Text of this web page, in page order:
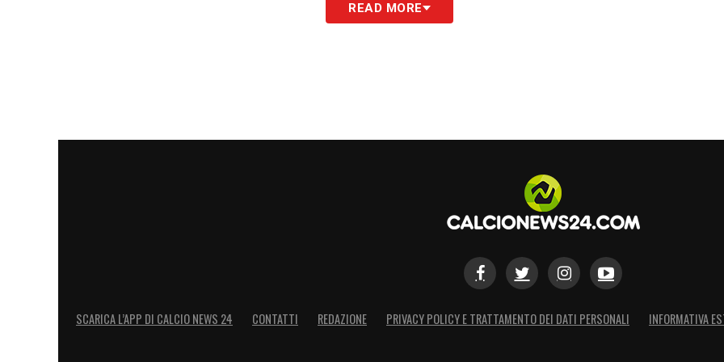
READ MORE
SCARICA L’APP DI CALCIO NEWS 24 CONTATTI REDAZIONE PRIVACY POLICY E TRATTAMENTO DEI DATI PERSONALI INFORMATIVA